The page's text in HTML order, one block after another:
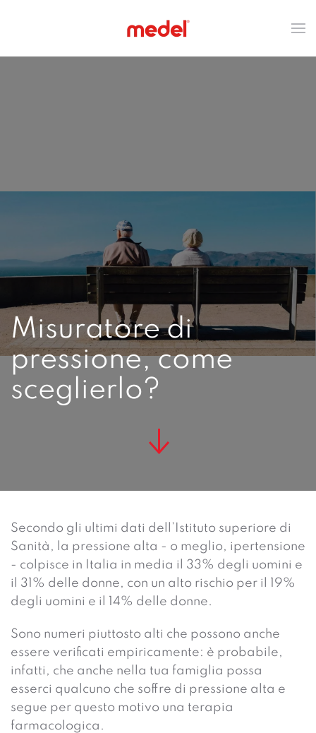
Misuratore di
pressione, come
sceglierlo?
Secondo gli ultimi dati dell’Istituto superiore di
Sanità, la pressione alta - o meglio, ipertensione
- colpisce in Italia in media il 33% degli uomini e
il 31% delle donne, con un alto rischio per il 19%
degli uomini e il 14% delle donne.
Sono numeri piuttosto alti che possono anche
essere verificati empiricamente: è probabile,
infatti, che anche nella tua famiglia possa
esserci qualcuno che soffre di pressione alta e
segue per questo motivo una terapia
farmacologica.